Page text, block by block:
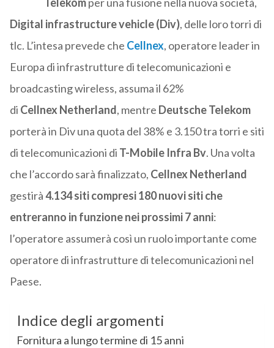
Telekomper una fusione nella nuova società,
Digital infrastructure vehicle (Div), delle loro torri di
tlc. L’intesa prevede che Cellnex, operatore leader in
Europa di infrastrutture di telecomunicazioni e
broadcasting wireless, assuma il 62%
di Cellnex Netherland, mentre Deutsche Telekom
porterà in Div una quota del 38% e 3.150 tra torri e siti
di telecomunicazioni di T-Mobile Infra Bv. Una volta
che l’accordo sarà finalizzato, Cellnex Netherland
gestirà4.134 siti compresi 180 nuovi siti che
entreranno in funzione nei prossimi 7 anni:
l’operatore assumerà così un ruolo importante come
operatore di infrastrutture di telecomunicazioni nel
Paese.
Indice degli argomenti
Fornitura a lungo termine di 15 anni